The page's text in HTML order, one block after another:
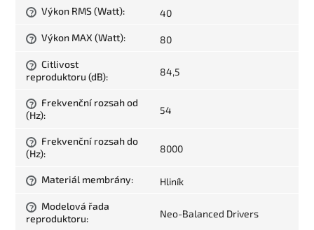
? Výkon RMS (Watt): 40
? Výkon MAX (Watt): 80
?
Citlivost
reproduktoru (dB): 84,5
?
Frekvenční rozsah od
(Hz): 54
?
Frekvenční rozsah do
(Hz): 8000
? Materiál membrány: Hliník
?
Modelová řada
reproduktoru: Neo-Balanced Drivers